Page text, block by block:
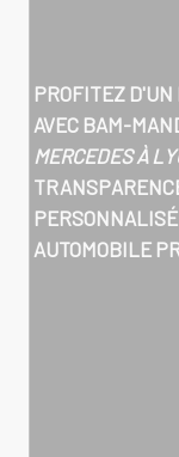
PROFITEZ D'UN
AVEC BAM-
MERCEDES À
AUTOMOBILE